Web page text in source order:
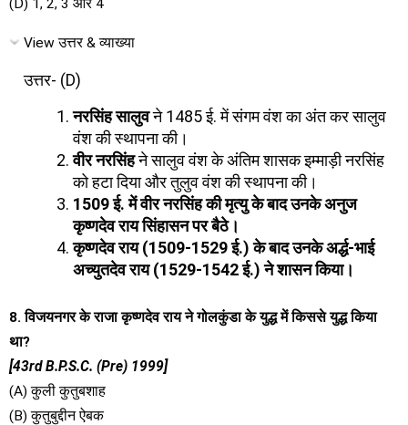
(D) 1, 2, 3 और 4
View उत्तर & व्याख्या
उत्तर- (D)
नरसिंह सालुवने 1485 ई. में संगम वंश का अंत कर सालुव
वंश की स्थापना की।
वीर नरसिंहने सालुव वंश के अंतिम शासक इम्माड़ी नरसिंह
को हटा दिया और तुलुव वंश की स्थापना की।
1509 ई. में वीर नरसिंह की मृत्यु के बाद उनके अनुज
कृष्णदेव राय सिंहासन पर बैठे।
कृष्णदेव राय (1509-1529 ई.) के बाद उनके अर्द्ध-भाई
अच्युतदेव राय (1529-1542 ई.) ने शासन किया।
8. विजयनगर के राजा कृष्णदेव राय ने गोलकुंडा के युद्ध में किससे युद्ध किया
था?
[43rd B.P.S.C. (Pre) 1999]
(A) कुली कुतुबशाह
(B) कुतुबुद्दीन ऐबक